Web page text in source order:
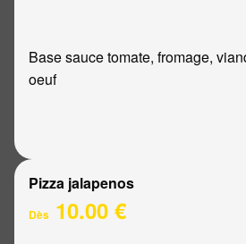
Base sauce tomate, fromage,
oeuf
Pizza jalapenos
Dès 10.00 €